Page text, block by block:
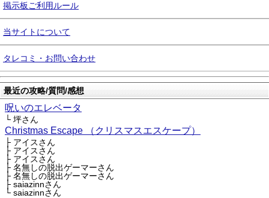
掲示板ご利用ルール
当サイトについて
タレコミ・お問い合わせ
最近の攻略/質問/感想
呪いのエレベータ
└ 坪さん
Christmas Escape （クリスマスエスケープ）
├ アイスさん
├ アイスさん
├ アイスさん
├ 名無しの脱出ゲーマーさん
├ 名無しの脱出ゲーマーさん
├ saiazinnさん
└ saiazinnさん